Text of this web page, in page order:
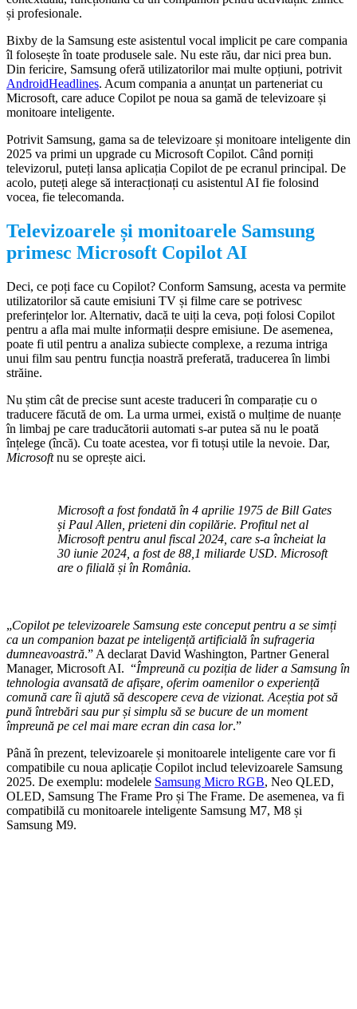
și profesionale.
Bixby de la Samsung este asistentul vocal implicit pe care compania
îl folosește în toate produsele sale. Nu este rău, dar nici prea bun.
Din fericire, Samsung oferă utilizatorilor mai multe opțiuni, potrivit
AndroidHeadlines. Acum compania a anunțat un parteneriat cu
Microsoft, care aduce Copilot pe noua sa gamă de televizoare și
monitoare inteligente.
Potrivit Samsung, gama sa de televizoare și monitoare inteligente din
2025 va primi un upgrade cu Microsoft Copilot. Când porniți
televizorul, puteți lansa aplicația Copilot de pe ecranul principal. De
acolo, puteți alege să interacționați cu asistentul AI fie folosind
vocea, fie telecomanda.
Televizoarele și monitoarele Samsung
primesc Microsoft Copilot AI
Deci, ce poți face cu Copilot? Conform Samsung, acesta va permite
utilizatorilor să caute emisiuni TV și filme care se potrivesc
preferințelor lor. Alternativ, dacă te uiți la ceva, poți folosi Copilot
pentru a afla mai multe informații despre emisiune. De asemenea,
poate fi util pentru a analiza subiecte complexe, a rezuma intriga
unui film sau pentru funcția noastră preferată, traducerea în limbi
străine.
Nu știm cât de precise sunt aceste traduceri în comparație cu o
traducere făcută de om. La urma urmei, există o mulțime de nuanțe
în limbaj pe care traducătorii automati s-ar putea să nu le poată
înțelege (încă). Cu toate acestea, vor fi totuși utile la nevoie. Dar,
Microsoftnu se oprește aici.
Microsoft a fost fondată în 4 aprilie 1975 de Bill Gates
și Paul Allen, prieteni din copilărie. Profitul net al
Microsoft pentru anul fiscal 2024, care s-a încheiat la
30 iunie 2024, a fost de 88,1 miliarde USD. Microsoft
are o filială și în România.
„Copilot pe televizoarele Samsung este conceput pentru a se simți
ca un companion bazat pe inteligență artificială în sufrageria
dumneavoastră.” A declarat David Washington, Partner General
Manager, Microsoft AI. “Împreună cu poziția de lider a Samsung în
tehnologia avansată de afișare, oferim oamenilor o experiență
comună care îi ajută să descopere ceva de vizionat. Aceștia pot să
pună întrebări sau pur și simplu să se bucure de un moment
împreună pe cel mai mare ecran din casa lor.”
Până în prezent, televizoarele și monitoarele inteligente care vor fi
compatibile cu noua aplicație Copilot includ televizoarele Samsung
2025. De exemplu: modelele Samsung Micro RGB, Neo QLED,
OLED, Samsung The Frame Pro și The Frame. De asemenea, va fi
compatibilă cu monitoarele inteligente Samsung M7, M8 și
Samsung M9.